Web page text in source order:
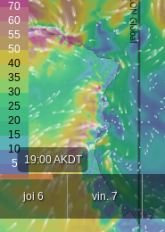
19:00 AKDT
joi 6 vin. 7